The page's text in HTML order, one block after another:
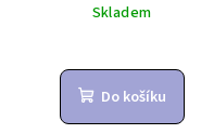
Skladem
Do košíku